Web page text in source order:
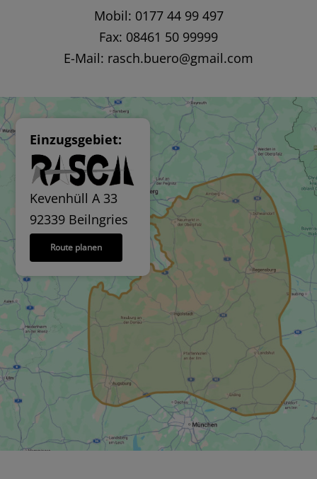
Mobil: 0177 44 99 497
Fax: 08461 50 99999
E-Mail: rasch.buero@gmail.com
Einzugsgebiet:
Kevenhüll A 33
92339 Beilngries
Route planen